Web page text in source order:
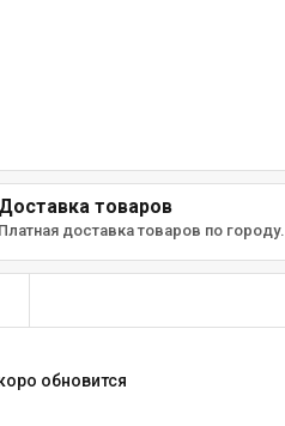
Доставка товаров
Платная доставка товаров по городу.
обновится